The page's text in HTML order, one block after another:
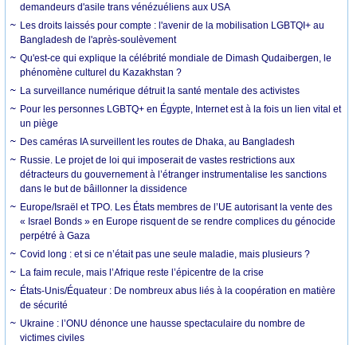
demandeurs d'asile trans vénézuéliens aux USA
Les droits laissés pour compte : l'avenir de la mobilisation LGBTQI+ au
Bangladesh de l'après-soulèvement
Qu'est-ce qui explique la célébrité mondiale de Dimash Qudaibergen, le
phénomène culturel du Kazakhstan ?
La surveillance numérique détruit la santé mentale des activistes
Pour les personnes LGBTQ+ en Égypte, Internet est à la fois un lien vital et
un piège
Des caméras IA surveillent les routes de Dhaka, au Bangladesh
Russie. Le projet de loi qui imposerait de vastes restrictions aux
détracteurs du gouvernement à l’étranger instrumentalise les sanctions
dans le but de bâillonner la dissidence
Europe/Israël et TPO. Les États membres de l’UE autorisant la vente des
« Israel Bonds » en Europe risquent de se rendre complices du génocide
perpétré à Gaza
Covid long : et si ce n’était pas une seule maladie, mais plusieurs ?
La faim recule, mais l’Afrique reste l’épicentre de la crise
États-Unis/Équateur : De nombreux abus liés à la coopération en matière
de sécurité
Ukraine : l’ONU dénonce une hausse spectaculaire du nombre de
victimes civiles